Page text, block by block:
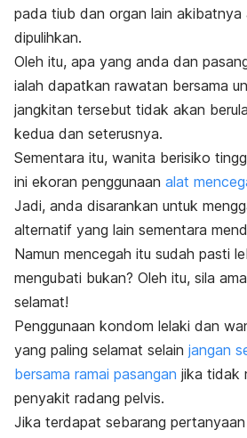
pada tiub dan organ lain akibatnya
dipulihkan.
Oleh itu, apa yang anda dan
ialah dapatkan rawatan bersama
jangkitan tersebut tidak akan
kedua dan seterusnya.
Sementara itu, wanita berisiko
ini ekoran penggunaan alat
Jadi, anda disarankan untuk
alternatif yang lain sementara
Namun mencegah itu sudah pasti
mengubati bukan? Oleh itu, sila
selamat!
Penggunaan kondom lelaki dan
yang paling selamat selain jangan
bersama ramai pasangan jika tidak
penyakit radang pelvis.
Jika terdapat sebarang